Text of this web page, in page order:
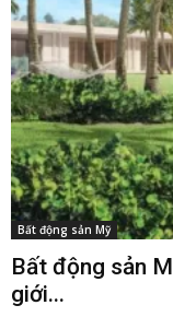
Bất động sản Mỹ
Bất động sản
giới...